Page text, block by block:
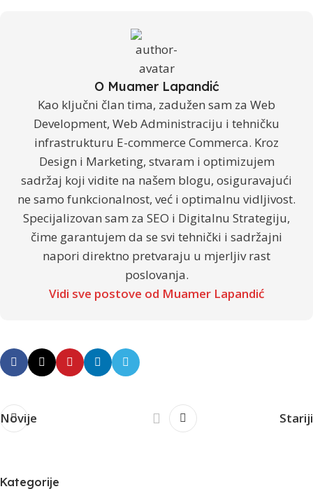
O Muamer Lapandić
Kao ključni član tima, zadužen sam za Web
Development, Web Administraciju i tehničku
infrastrukturu E-commerce Commerca. Kroz
Design i Marketing, stvaram i optimizujem
sadržaj koji vidite na našem blogu, osiguravajući
ne samo funkcionalnost, već i optimalnu vidljivost.
Specijalizovan sam za SEO i Digitalnu Strategiju,
čime garantujem da se svi tehnički i sadržajni
napori direktno pretvaraju u mjerljiv rast
poslovanja.
Vidi sve postove od Muamer Lapandić
Novije Stariji
Kategorije